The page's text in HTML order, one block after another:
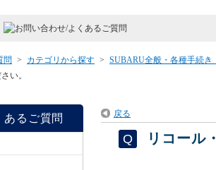
問 > カテゴリから探す > SUBARU全般・各種手続き
い。
あるご質問 戻る
リコール